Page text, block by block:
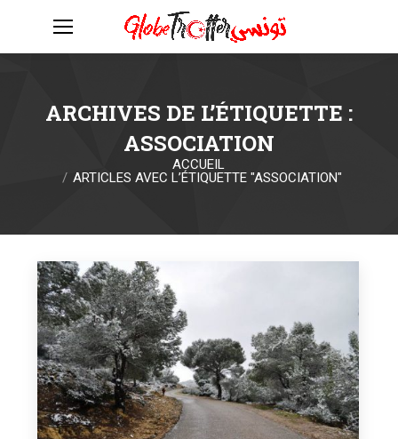
ARCHIVES DE L’ÉTIQUETTE :
ASSOCIATION
Vous êtes ici :
ACCUEIL
ARTICLES AVEC L’ÉTIQUETTE "ASSOCIATION"